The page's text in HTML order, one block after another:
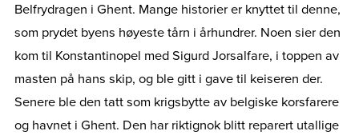
Belfrydragen i Ghent. Mange historier er knyttet til denne,
som prydet byens høyeste tårn i århundrer. Noen sier den
kom til Konstantinopel med Sigurd Jorsalfare, i toppen av
masten på hans skip, og ble gitt i gave til keiseren der.
Senere ble den tatt som krigsbytte av belgiske korsfarere
og havnet i Ghent. Den har riktignok blitt reparert utallige